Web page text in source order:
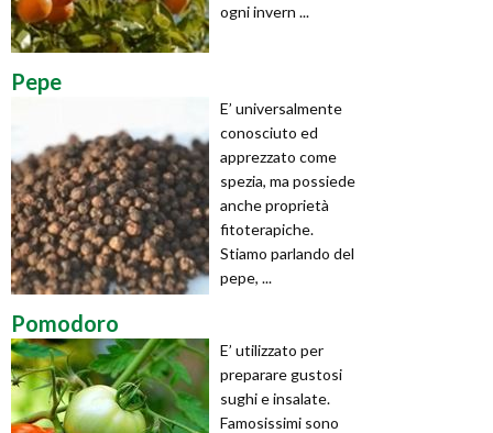
ogni invern ...
Pepe
E’ universalmente
conosciuto ed
apprezzato come
spezia, ma possiede
anche proprietà
fitoterapiche.
Stiamo parlando del
pepe, ...
Pomodoro
E’ utilizzato per
preparare gustosi
sughi e insalate.
Famosissimi sono